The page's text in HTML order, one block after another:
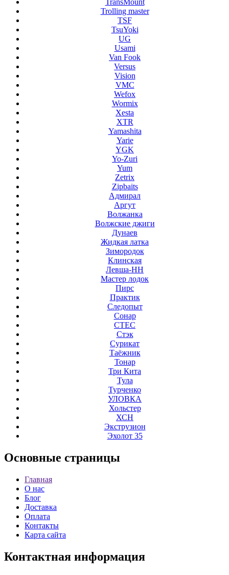
TransMount
Trolling master
TSF
TsuYoki
UG
Usami
Van Fook
Versus
Vision
VMC
Wefox
Wormix
Xesta
XTR
Yamashita
Yarie
YGK
Yo-Zuri
Yum
Zetrix
Zipbaits
Адмирал
Аргут
Волжанка
Волжские джиги
Дунаев
Жидкая латка
Зимородок
Клинская
Левша-НН
Мастер лодок
Пирс
Практик
Следопыт
Сонар
СТЕС
Стэк
Сурикат
Таёжник
Тонар
Три Кита
Тула
Турченко
УЛОВКА
Хольстер
ХСН
Экструзион
Эхолот 35
Основные страницы
Главная
О нас
Блог
Доставка
Оплата
Контакты
Карта сайта
Контактная информация